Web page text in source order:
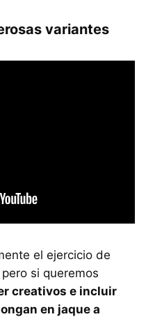
variantes
el ejercicio de
si queremos
creativos e incluir
en jaque a